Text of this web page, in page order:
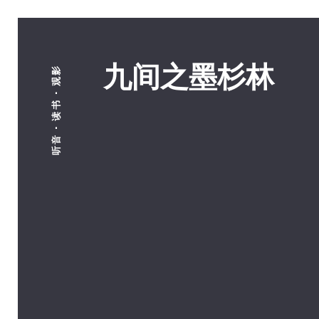
听音 · 读书 · 观影 九间之墨杉林